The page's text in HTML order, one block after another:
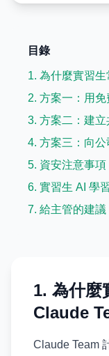
目錄
1. 為什麼實習
2. 方案一：用免
3. 方案二：建
4. 方案三：向
5. 資安注意事
6. 實習生 AI 學
7. 給主管的建
1. 為什麼
Claude
Claude Team